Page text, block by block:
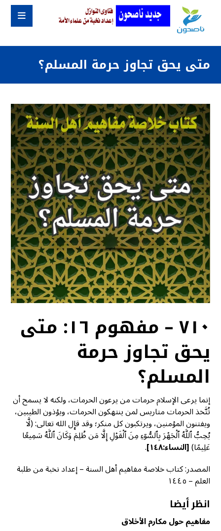
متى يحق تجاوز حرمة المسلم؟
٧١٠ – مفهوم ١٦: متى
يحق تجاوز حرمة
المسلم؟
إنما يرعى الإسلام حرمات من يرعون الحرمات، ولكنه لا يسمح أن
تُتَّخذ الحرمات متاريس لمن ينتهكون الحرمات، ويؤذون الطيبين،
ويفتنون المؤمنين، ويرتكبون كل منكر؛ وقد قال الله تعالى: (لَّا
يُحِبُّ ٱللَّهُ ٱلۡجَهۡرَ بِٱلسُّوٓءِ مِنَ ٱلۡقَوۡلِ إِلَّا مَن ظُلِمَۚ وَكَانَ ٱللَّهُ سَمِيعًا
عَلِيمًا)[النساء:١٤٨]
.
المصدر: كتاب خلاصة مفاهيم أهل السنة – إعداد نخبة من طلبة
العلم – ١٤٤٥
انظر أيضا
مفاهيم حول مكارم الأخلاق